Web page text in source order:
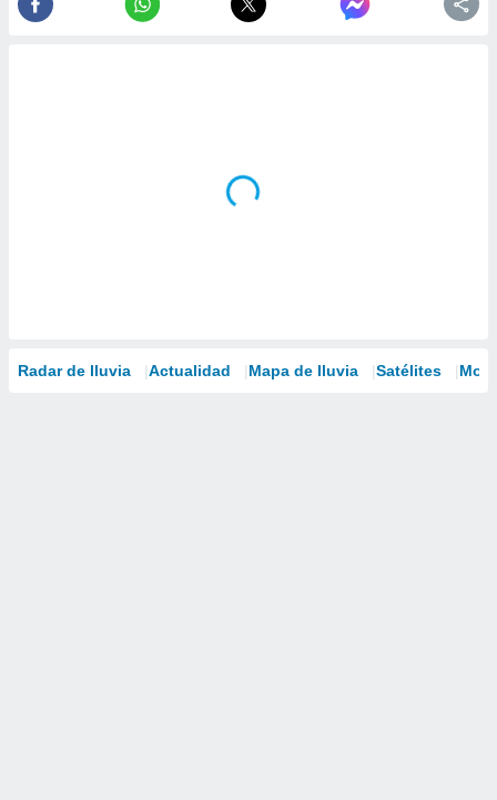
Radar de lluvia Actualidad Mapa de lluvia Satélites